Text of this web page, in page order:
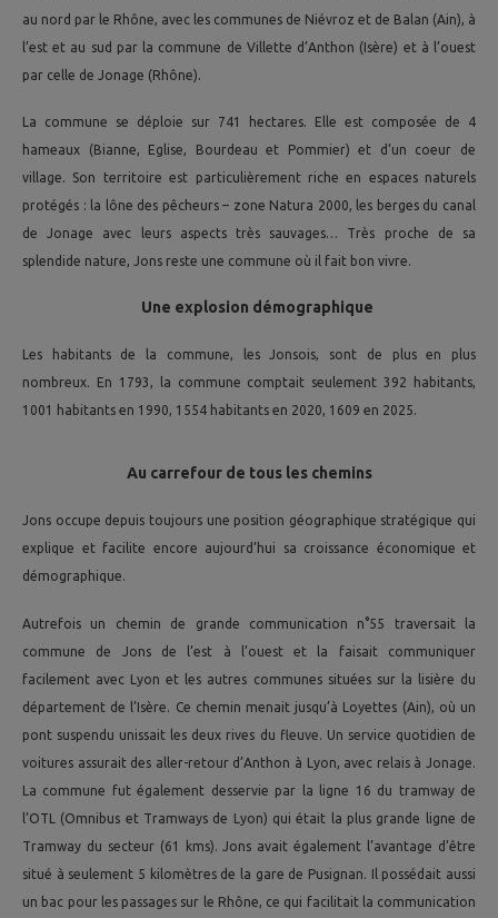
au nord par le Rhône, avec les communes de Niévroz et de Balan (Ain), à
l’est et au sud par la commune de Villette d’Anthon (Isère) et à l’ouest
par celle de Jonage (Rhône).
La commune se déploie sur 741 hectares. Elle est composée de 4
hameaux (Bianne, Eglise, Bourdeau et Pommier) et d’un coeur de
village. Son territoire est particulièrement riche en espaces naturels
protégés : la lône des pêcheurs – zone Natura 2000, les berges du canal
de Jonage avec leurs aspects très sauvages… Très proche de sa
splendide nature, Jons reste une commune où il fait bon vivre.
Une explosion démographique
Les habitants de la commune, les Jonsois, sont de plus en plus
nombreux. En 1793, la commune comptait seulement 392 habitants,
1001 habitants en 1990, 1554 habitants en 2020, 1609 en 2025.
Au carrefour de tous les chemins
Jons occupe depuis toujours une position géographique stratégique qui
explique et facilite encore aujourd’hui sa croissance économique et
démographique.
Autrefois un chemin de grande communication n°55 traversait la
commune de Jons de l’est à l’ouest et la faisait communiquer
facilement avec Lyon et les autres communes situées sur la lisière du
département de l’Isère. Ce chemin menait jusqu’à Loyettes (Ain), où un
pont suspendu unissait les deux rives du fleuve. Un service quotidien de
voitures assurait des aller-retour d’Anthon à Lyon, avec relais à Jonage.
La commune fut également desservie par la ligne 16 du tramway de
l’OTL (Omnibus et Tramways de Lyon) qui était la plus grande ligne de
Tramway du secteur (61 kms). Jons avait également l’avantage d’être
situé à seulement 5 kilomètres de la gare de Pusignan. Il possédait aussi
un bac pour les passages sur le Rhône, ce qui facilitait la communication